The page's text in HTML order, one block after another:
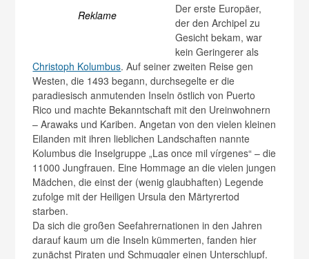
Reklame
Der erste Europäer,
der den Archipel zu
Gesicht bekam, war
kein Geringerer als
Christoph Kolumbus. Auf seiner zweiten Reise gen
Westen, die 1493 begann, durchsegelte er die
paradiesisch anmutenden Inseln östlich von Puerto
Rico und machte Bekanntschaft mit den Ureinwohnern
– Arawaks und Kariben. Angetan von den vielen kleinen
Eilanden mit ihren lieblichen Landschaften nannte
Kolumbus die Inselgruppe „Las once mil vírgenes“ – die
11000 Jungfrauen. Eine Hommage an die vielen jungen
Mädchen, die einst der (wenig glaubhaften) Legende
zufolge mit der Heiligen Ursula den Märtyrertod
starben.
Da sich die großen Seefahrernationen in den Jahren
darauf kaum um die Inseln kümmerten, fanden hier
zunächst Piraten und Schmuggler einen Unterschlupf.